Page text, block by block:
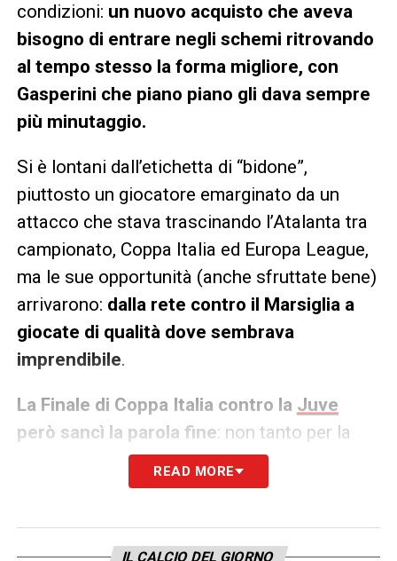
condizioni: un nuovo acquisto che aveva
bisogno di entrare negli schemi ritrovando
al tempo stesso la forma migliore, con
Gasperini che piano piano gli dava sempre
più minutaggio.
Si è lontani dall’etichetta di “bidone”,
piuttosto un giocatore emarginato da un
attacco che stava trascinando l’Atalanta tra
campionato, Coppa Italia ed Europa League,
ma le sue opportunità (anche sfruttate bene)
arrivarono: dalla rete contro il Marsiglia a
giocate di qualità dove sembrava
imprendibile.
La Finale di Coppa Italia contro la Juve
però sancì la parola fine: non tanto per la
prestazione fatta, bensì per l’incoerenza
all’interno dello scacchiere gasperiniano sul
che sono serviti a poco per un attaccante
READ MORE
IL CALCIO DEL GIORNO